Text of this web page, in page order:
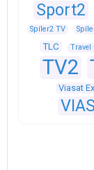
Sport2
Spíler2 TV
TLC Travel
TV2
Viasat